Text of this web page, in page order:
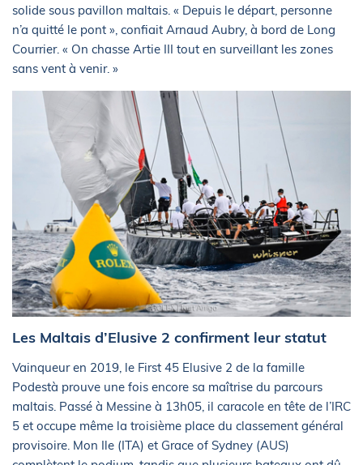
solide sous pavillon maltais. « Depuis le départ, personne
n’a quitté le pont », confiait Arnaud Aubry, à bord de Long
Courrier. « On chasse Artie III tout en surveillant les zones
sans vent à venir. »
Les Maltais d’Elusive 2 confirment leur statut
Vainqueur en 2019, le First 45 Elusive 2 de la famille
Podestà prouve une fois encore sa maîtrise du parcours
maltais. Passé à Messine à 13h05, il caracole en tête de l’IRC
5 et occupe même la troisième place du classement général
provisoire. Mon Ile (ITA) et Grace of Sydney (AUS)